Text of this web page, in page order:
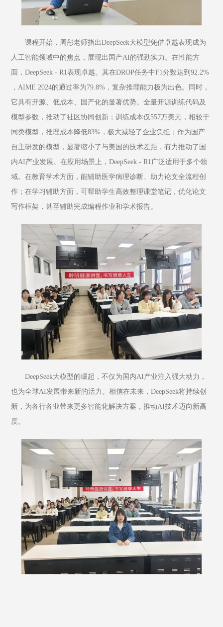
课程开始，周彤老师指出DeepSeek大模型凭借卓越表现成为
人工智能领域中的焦点，展现出国产AI的强劲实力。在性能方
面，DeepSeek - R1表现卓越。其在DROP任务中F1分数达到92.2%
，AIME 2024的通过率为79.8%，复杂推理能力极为出色。同时，
它具有开源、低成本、国产化的显著优势。全量开源训练代码及
模型参数，推动了社区协同创新；训练成本仅557万美元，相较于
同类模型，推理成本降低83%，极大减轻了企业负担；作为国产
自主研发的模型，显著缩小了与美国的技术差距，有力推动了国
内AI产业发展。在应用场景上，DeepSeek - R1广泛适用于多个领
域。在教育学术方面，能辅助医学病理诊断、助力论文全流程创
作；在学习辅助方面，可帮助学生高效整理课堂笔记，优化论文
写作框架，甚至辅助完成编程作业和学术报告。
DeepSeek大模型的崛起，不仅为国内AI产业注入强大动力，
也为全球AI发展带来新的活力。相信在未来，DeepSeek将持续创
新，为各行各业带来更多智能化解决方案，推动AI技术迈向新高
度。